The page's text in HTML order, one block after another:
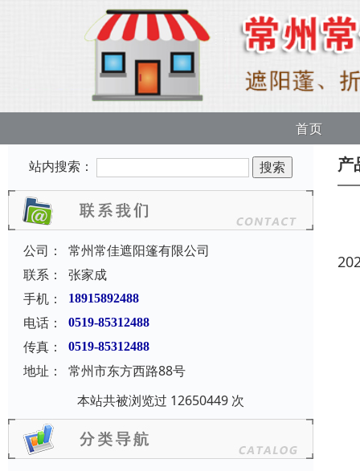
首页
站内搜索：
公司：
常州常佳遮阳篷有限公司
联系：
张家成
手机：
18915892488
电话： 0519-85312488
传真： 0519-85312488
地址：
常州市东方西路88号
本站共被浏览过 12650449 次
产